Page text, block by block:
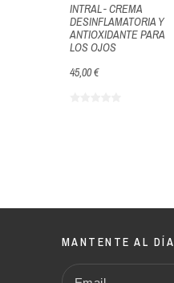
INTRAL - CREMA
DESINFLAMATORIA Y
ANTIOXIDANTE PARA
LOS OJOS
45,00 €
MANTENTE AL DÍA